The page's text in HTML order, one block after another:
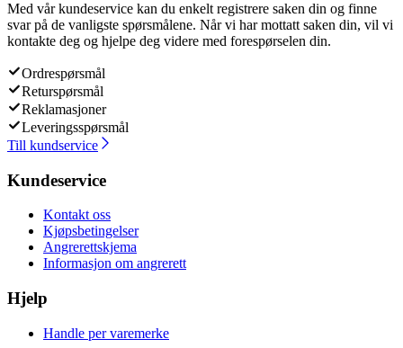
Med vår kundeservice kan du enkelt registrere saken din og finne
svar på de vanligste spørsmålene. Når vi har mottatt saken din, vil vi
kontakte deg og hjelpe deg videre med forespørselen din.
Ordrespørsmål
Returspørsmål
Reklamasjoner
Leveringsspørsmål
Till kundservice
Kundeservice
Kontakt oss
Kjøpsbetingelser
Angrerettskjema
Informasjon om angrerett
Hjelp
Handle per varemerke